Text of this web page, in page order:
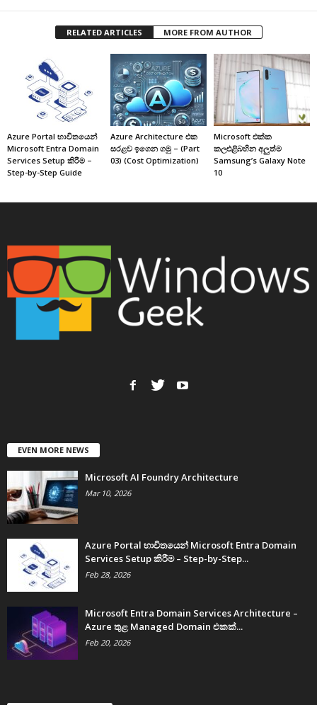
RELATED ARTICLES MORE FROM AUTHOR
Azure Portal භාවිතයෙන්
Microsoft Entra Domain
Services Setup කිරීම –
Step-by-Step Guide
Azure Architecture එක
සරළව ඉගෙන ගමු – (Part
03) (Cost Optimization)
Microsoft එක්ක
කලඑළිබහින අලුත්ම
Samsung’s Galaxy Note
10
EVEN MORE NEWS
Microsoft AI Foundry Architecture
Mar 10, 2026
Azure Portal භාවිතයෙන් Microsoft Entra Domain
Services Setup කිරීම – Step-by-Step...
Feb 28, 2026
Microsoft Entra Domain Services Architecture –
Azure තුළ Managed Domain එකක්...
Feb 20, 2026